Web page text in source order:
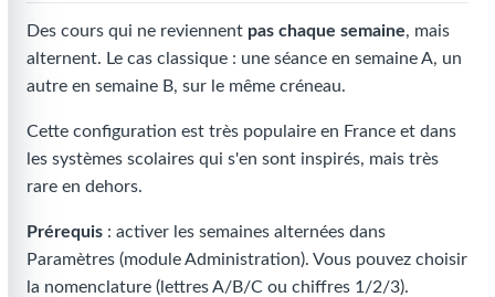
Des cours qui ne reviennent pas chaque semaine, mais
alternent. Le cas classique : une séance en semaine A, un
autre en semaine B, sur le même créneau.
Cette configuration est très populaire en France et dans
les systèmes scolaires qui s'en sont inspirés, mais très
rare en dehors.
Prérequis : activer les semaines alternées dans
Paramètres (module Administration). Vous pouvez choisir
la nomenclature (lettres A/B/C ou chiffres 1/2/3).